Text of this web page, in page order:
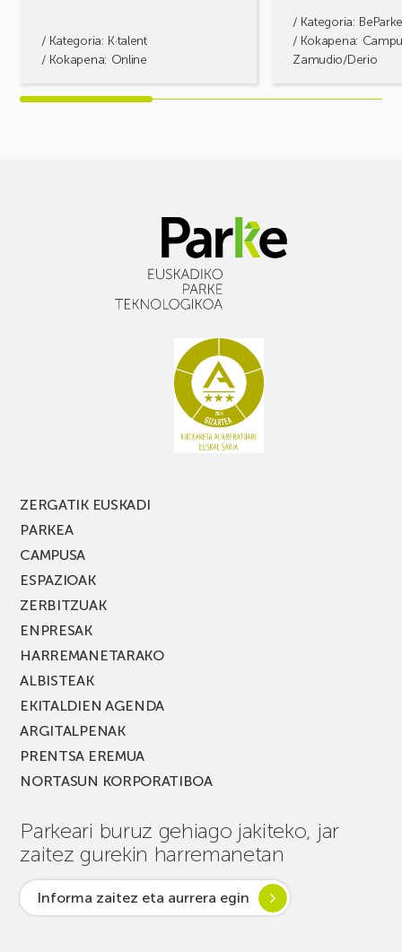
/ Kategoria: K·talent
/ Kokapena: Online
/ Kategoria:
/ Kokapena:
Zamudio/Derio
ZERGATIK EUSKADI
PARKEA
CAMPUSA
ESPAZIOAK
ZERBITZUAK
ENPRESAK
HARREMANETARAKO
ALBISTEAK
EKITALDIEN AGENDA
ARGITALPENAK
PRENTSA EREMUA
NORTASUN KORPORATIBOA
Parkeari buruz gehiago jakiteko, jar
zaitez gurekin harremanetan
Informa zaitez eta aurrera egin